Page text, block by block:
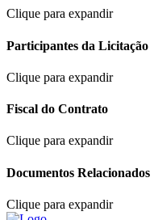
Clique para expandir
Participantes da Licitação
Clique para expandir
Fiscal do Contrato
Clique para expandir
Documentos Relacionados
Clique para expandir